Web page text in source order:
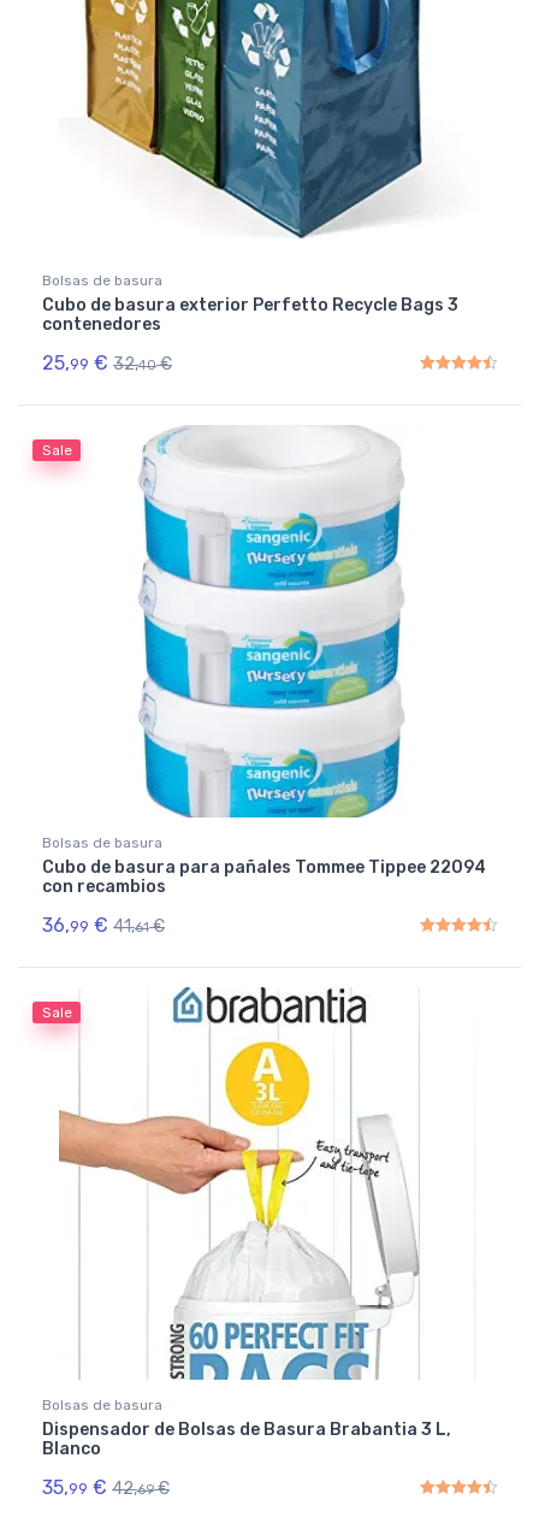
Bolsas de basura
Cubo de basura exterior Perfetto Recycle Bags 3
contenedores
25,99 € 32,40 €
Sale
Bolsas de basura
Cubo de basura para pañales Tommee Tippee 22094
con recambios
36,99 € 41,61 €
Sale
Bolsas de basura
Dispensador de Bolsas de Basura Brabantia 3 L,
Blanco
35,99 € 42,69 €